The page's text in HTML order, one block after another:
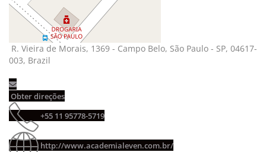
R. Vieira de Morais, 1369 - Campo Belo, São Paulo - SP, 04617-
003, Brazil
Obter direções
+55 11 95778-5719
http://www.academialeven.com.br/